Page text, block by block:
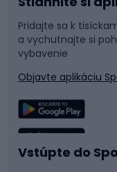
Príslušenstvo
Časti bicyklov
Rybolov
Sane a kĺzačky
Snowboard
Plávanie
Pridajte sa k
a vychutnajte si
vybavenie
Objavte aplikáciu
Vstúpte do